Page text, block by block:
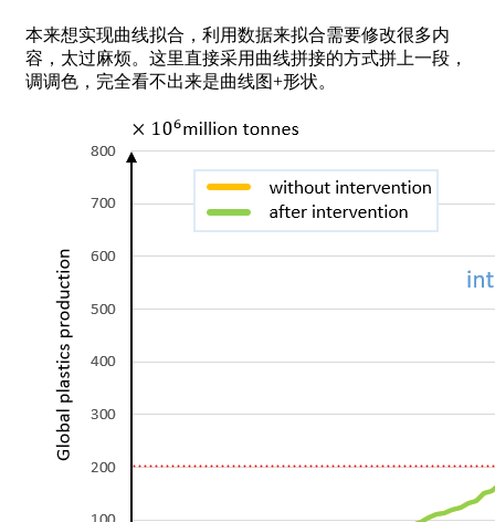
本来想实现曲线拟合，利用数据来拟合需要修改很多内
容，太过麻烦。这里直接采用曲线拼接的方式拼上一段，
调调色，完全看不出来是曲线图+形状。